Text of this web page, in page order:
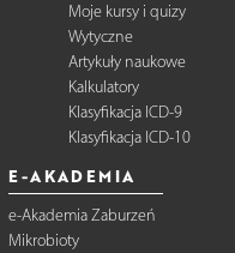
Moje kursy i quizy
Wytyczne
Artykuły naukowe
Kalkulatory
Klasyfikacja ICD-9
Klasyfikacja ICD-10
E-AKADEMIA
e-Akademia Zaburzeń
Mikrobioty